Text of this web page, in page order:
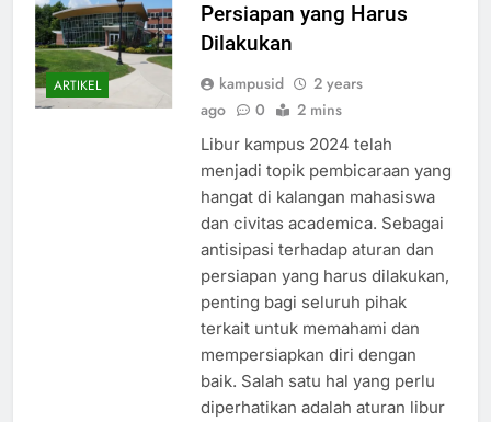
ARTIKEL
Persiapan yang Harus
Dilakukan
kampusid
2 years
ago
0 2 mins
Libur kampus 2024 telah
menjadi topik pembicaraan yang
hangat di kalangan mahasiswa
dan civitas academica. Sebagai
antisipasi terhadap aturan dan
persiapan yang harus dilakukan,
penting bagi seluruh pihak
terkait untuk memahami dan
mempersiapkan diri dengan
baik. Salah satu hal yang perlu
diperhatikan adalah aturan libur